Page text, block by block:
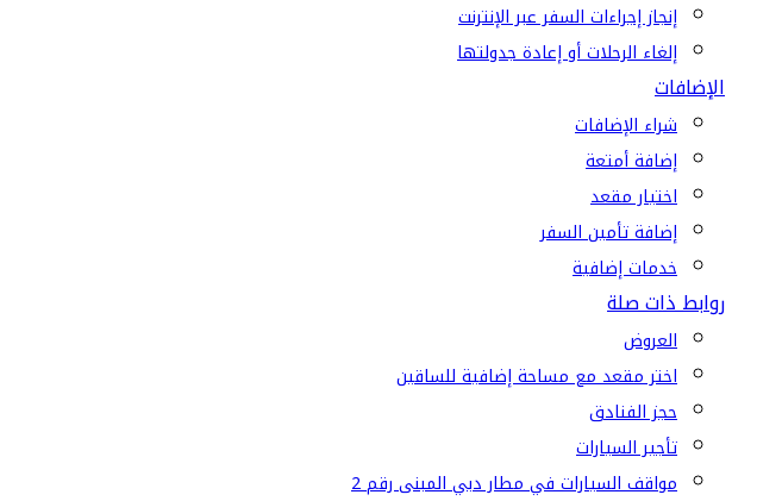
إنجاز إجراءات السفر عبر الإنترنت
إلغاء الرحلات أو إعادة جدولتها
الإضافات
شراء الإضافات
إضافة أمتعة
اختيار مقعد
إضافة تأمين السفر
خدمات إضافية
روابط ذات صلة
العروض
اختر مقعد مع مساحة إضافية للساقين
حجز الفنادق
تأجير السيارات
مواقف السيارات في مطار دبي المبنى رقم 2